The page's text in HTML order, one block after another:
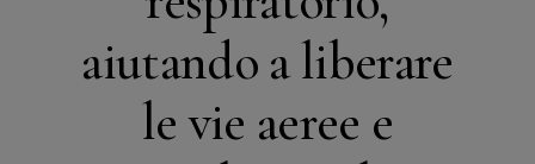
aiutando a liberare
le vie aeree e